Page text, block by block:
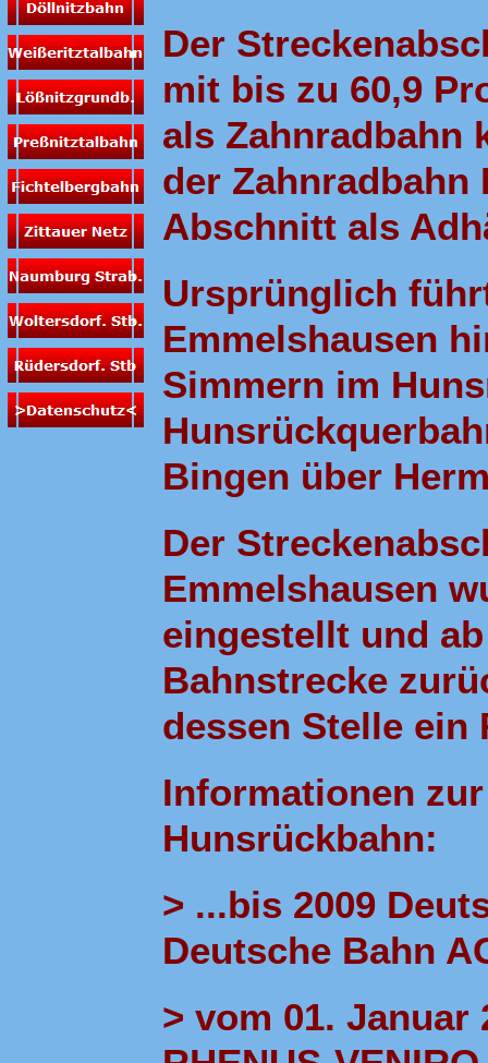
Der
mit bis zu 60,9
als Zahnradbahn
der
Abschnitt als
Ursprünglich
Emmelshausen
Simmern im
Bingen über
Der
Emmelshausen
eingestellt und
Bahnstrecke
dessen Stelle ein
Informationen
Hunsrückbahn:
> ...bis 2009
Deutsche Bahn
> vom 01. Januar